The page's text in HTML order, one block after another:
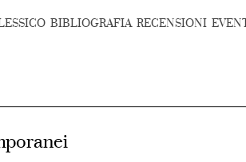
BIBLIOGRAFIA RECENSIONI